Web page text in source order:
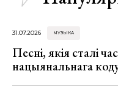
31.07.2026 МУЗЫКА
Песні, якія сталі
нацыянальнага